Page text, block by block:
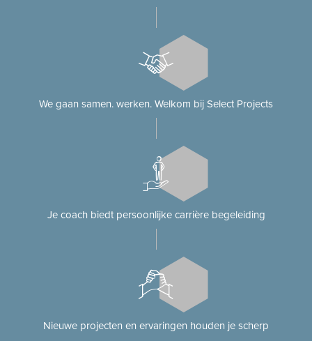
We gaan samen. werken. Welkom bij Select Projects
Je coach biedt persoonlijke carrière begeleiding
Nieuwe projecten en ervaringen houden je scherp